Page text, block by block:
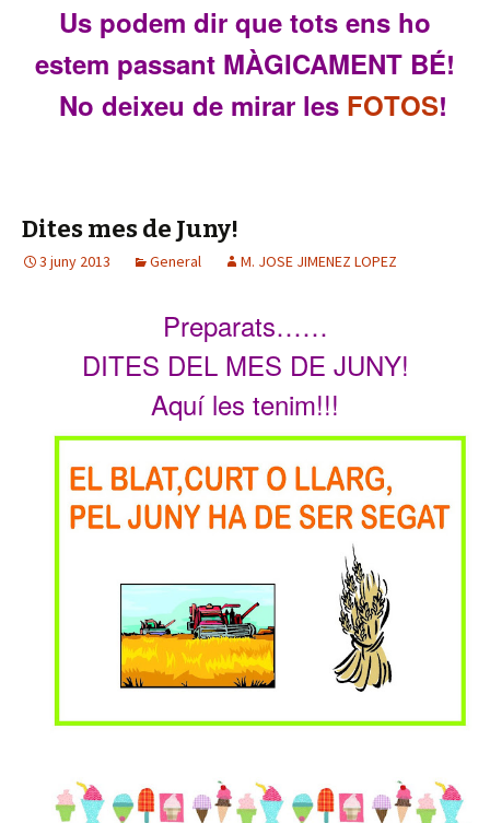
Us podem dir que tots ens ho
estem passant MÀGICAMENT BÉ!
No deixeu de mirar les FOTOS!
Dites mes de Juny!
3 juny 2013 General M. JOSE JIMENEZ LOPEZ
Preparats……
DITES DEL MES DE JUNY!
Aquí les tenim!!!